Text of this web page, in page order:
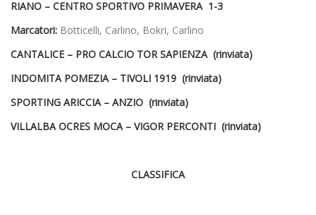
RIANO – CENTRO SPORTIVO PRIMAVERA 1-3
Marcatori: Botticelli, Carlino, Bokri, Carlino
CANTALICE – PRO CALCIO TOR SAPIENZA (rinviata)
INDOMITA POMEZIA – TIVOLI 1919 (rinviata)
SPORTING ARICCIA – ANZIO (rinviata)
VILLALBA OCRES MOCA – VIGOR PERCONTI (rinviata)
CLASSIFICA